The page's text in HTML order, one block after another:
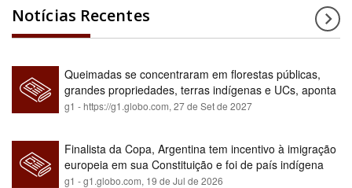
Notícias Recentes
Queimadas se concentraram em florestas públicas,
grandes propriedades, terras indígenas e UCs, aponta
relatório
g1 - https://g1.globo.com, 27 de Set de 2027
Finalista da Copa, Argentina tem incentivo à imigração
europeia em sua Constituição e foi de país indígena
para maioria branca
g1 - g1.globo.com, 19 de Jul de 2026